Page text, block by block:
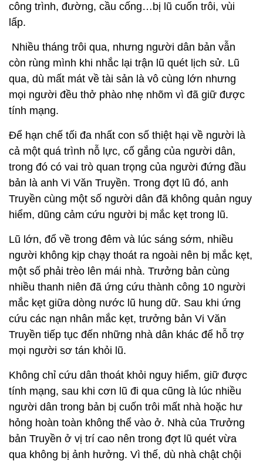
công trình, đường, cầu cống…bị lũ cuốn trôi, vùi
lấp.
Nhiều tháng trôi qua, nhưng người dân bản vẫn
còn rùng mình khi nhắc lại trận lũ quét lịch sử. Lũ
qua, dù mất mát về tài sản là vô cùng lớn nhưng
mọi người đều thở phào nhẹ nhõm vì đã giữ được
tính mạng.
Để hạn chế tối đa nhất con số thiệt hại về người là
cả một quá trình nỗ lực, cố gắng của người dân,
trong đó có vai trò quan trọng của người đứng đầu
bản là anh Vi Văn Truyền. Trong đợt lũ đó, anh
Truyền cùng một số người dân đã không quản nguy
hiểm, dũng cảm cứu người bị mắc kẹt trong lũ.
Lũ lớn, đổ về trong đêm và lúc sáng sớm, nhiều
người không kịp chạy thoát ra ngoài nên bị mắc kẹt,
một số phải trèo lên mái nhà. Trưởng bản cùng
nhiều thanh niên đã ứng cứu thành công 10 người
mắc kẹt giữa dòng nước lũ hung dữ. Sau khi ứng
cứu các nạn nhân mắc kẹt, trưởng bản Vi Văn
Truyền tiếp tục đến những nhà dân khác để hỗ trợ
mọi người sơ tán khỏi lũ.
Không chỉ cứu dân thoát khỏi nguy hiểm, giữ được
tính mạng, sau khi cơn lũ đi qua cũng là lúc nhiều
người dân trong bản bị cuốn trôi mất nhà hoặc hư
hỏng hoàn toàn không thể vào ở. Nhà của Trưởng
bản Truyền ở vị trí cao nên trong đợt lũ quét vừa
qua không bị ảnh hưởng. Vì thế, dù nhà chật chội